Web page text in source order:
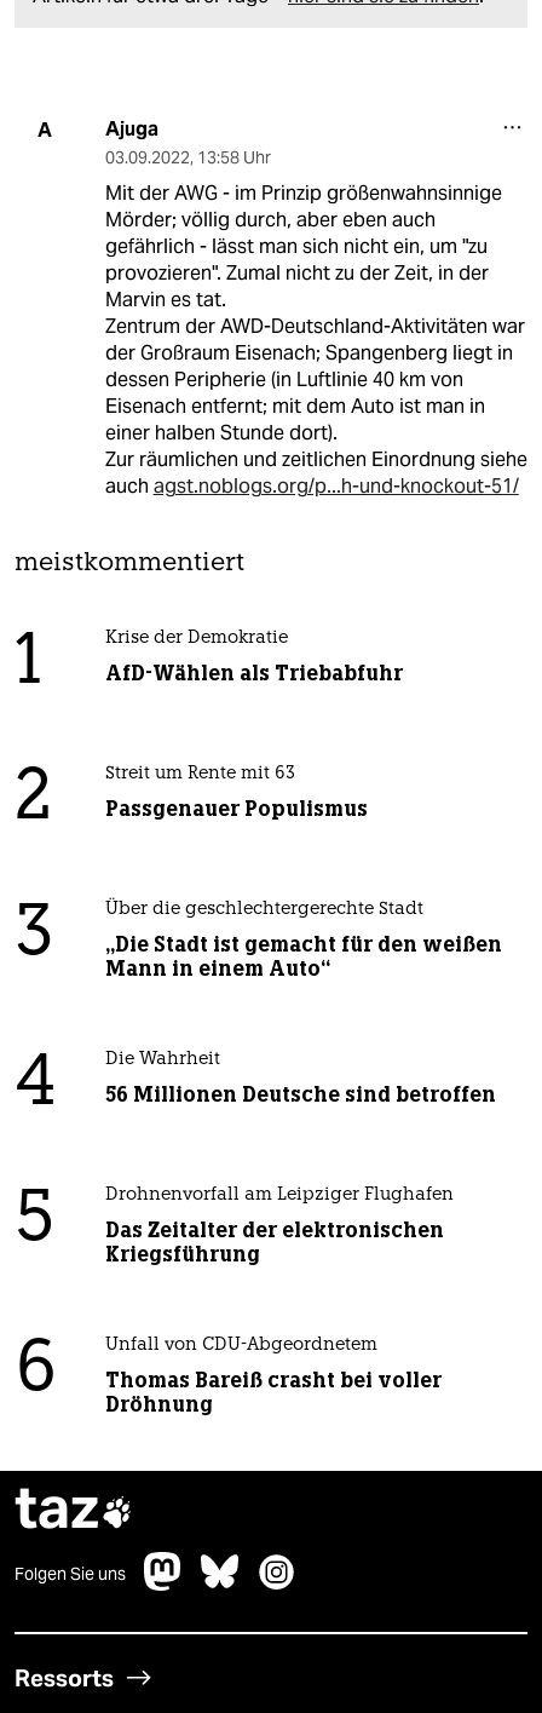
A Ajuga
03.09.2022, 13:58 Uhr
Mit der AWG - im Prinzip größenwahnsinnige
Mörder; völlig durch, aber eben auch
gefährlich - lässt man sich nicht ein, um "zu
provozieren". Zumal nicht zu der Zeit, in der
Marvin es tat.
Zentrum der AWD-Deutschland-Aktivitäten war
der Großraum Eisenach; Spangenberg liegt in
dessen Peripherie (in Luftlinie 40 km von
Eisenach entfernt; mit dem Auto ist man in
einer halben Stunde dort).
Zur räumlichen und zeitlichen Einordnung siehe
auch agst.noblogs.org/p...h-und-knockout-51/
meistkommentiert
1 Krise der Demokratie
AfD-Wählen als Triebabfuhr
2 Streit um Rente mit 63
Passgenauer Populismus
3 Über die geschlechtergerechte Stadt
„Die Stadt ist gemacht für den weißen
Mann in einem Auto“
4 Die Wahrheit
56 Millionen Deutsche sind betroffen
5 Drohnenvorfall am Leipziger Flughafen
Das Zeitalter der elektronischen
Kriegsführung
6 Unfall von CDU-Abgeordnetem
Thomas Bareiß crasht bei voller
Dröhnung
taz
Folgen Sie uns
Ressorts